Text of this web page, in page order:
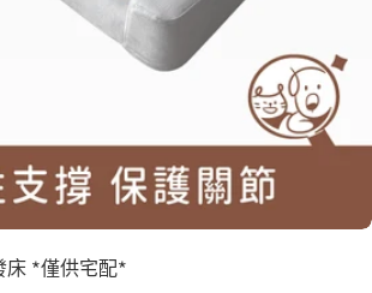
床 *僅供宅配*